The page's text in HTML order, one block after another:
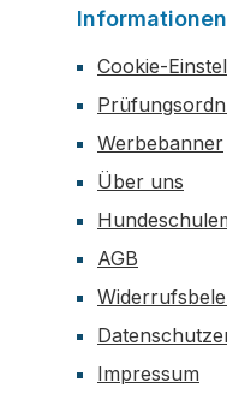
Informationen
Cookie-
Werbebanner
Über uns
AGB
Impressum